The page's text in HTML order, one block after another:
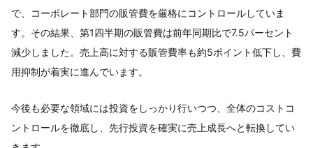
で、コーポレート部門の販管費を厳格にコントロールしていま
す。その結果、第1四半期の販管費は前年同期比で7.5パーセント
減少しました。売上高に対する販管費率も約5ポイント低下し、費
用抑制が着実に進んでいます。
今後も必要な領域には投資をしっかり行いつつ、全体のコストコ
ントロールを徹底し、先行投資を確実に売上成長へと転換してい